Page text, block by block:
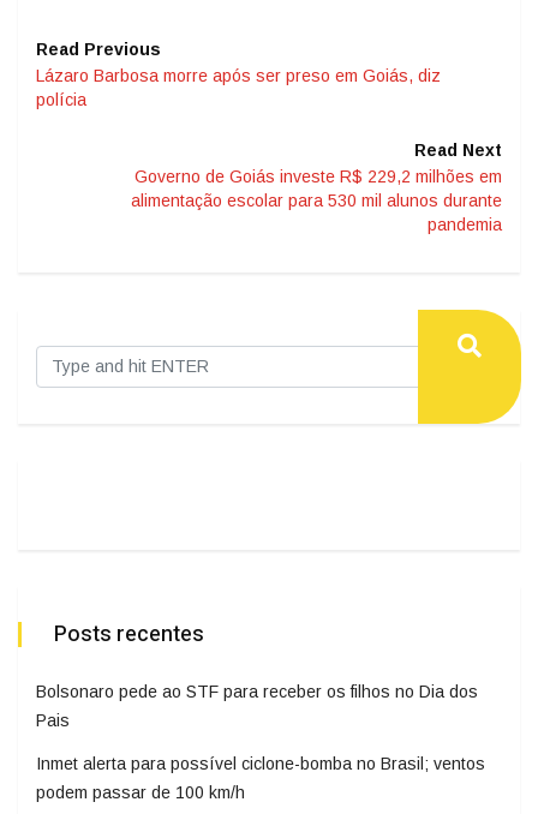
Read Previous
Lázaro Barbosa morre após ser preso em Goiás, diz
polícia
Read Next
Governo de Goiás investe R$ 229,2 milhões em
alimentação escolar para 530 mil alunos durante
pandemia
Posts recentes
Bolsonaro pede ao STF para receber os filhos no Dia dos
Pais
Inmet alerta para possível ciclone-bomba no Brasil; ventos
podem passar de 100 km/h